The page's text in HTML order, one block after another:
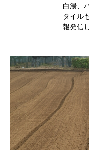
白湯、
タイル
報発信